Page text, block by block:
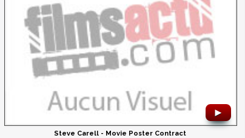
►
Steve Carell - Movie Poster Contract